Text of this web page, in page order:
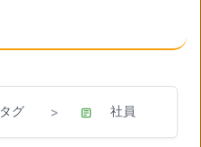
タグ > 社員